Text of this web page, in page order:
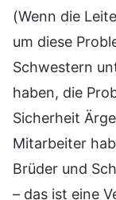
(Wenn die
um diese
Schwestern
haben, die
Sicherheit
Mitarbeiter
Brüder und
– das ist eine